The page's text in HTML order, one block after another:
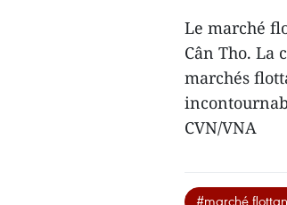
Le marché
Cân Tho. La
marchés
CVN/VNA
#marché